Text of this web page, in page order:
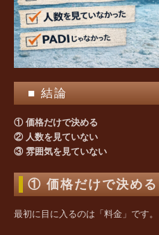
■ 結論
① 価格だけで決める
② 人数を見ていない
③ 雰囲気を見ていない
① 価格だけで決める
最初に目に入るのは「料金」です。